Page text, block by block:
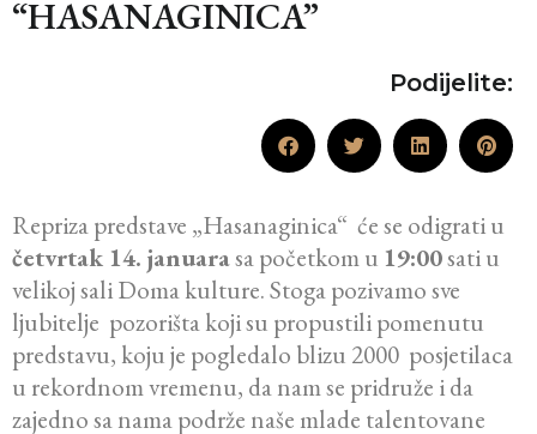
“HASANAGINICA”
Podijelite:
Repriza predstave „Hasanaginica“ će se odigrati u
četvrtak 14. januarasa početkom u 19:00sati u
velikoj sali Doma kulture. Stoga pozivamo sve
ljubitelje pozorišta koji su propustili pomenutu
predstavu, koju je pogledalo blizu 2000 posjetilaca
u rekordnom vremenu, da nam se pridruže i da
zajedno sa nama podrže naše mlade talentovane